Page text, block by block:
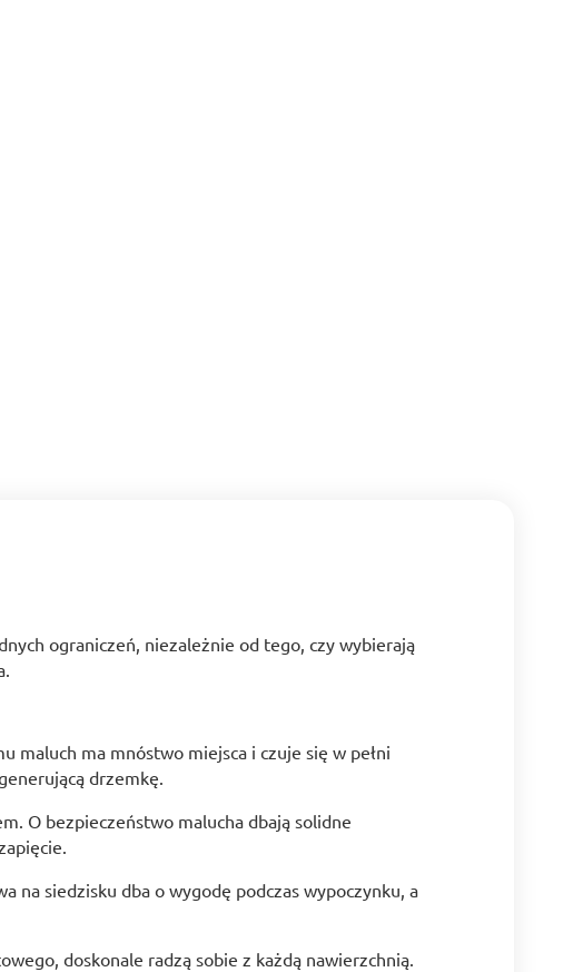
ograniczeń, niezależnie od tego, czy wybierają
maluch ma mnóstwo miejsca i czuje się w pełni
drzemkę.
O bezpieczeństwo malucha dbają solidne
na siedzisku dba o wygodę podczas wypoczynku, a
doskonale radzą sobie z każdą nawierzchnią.